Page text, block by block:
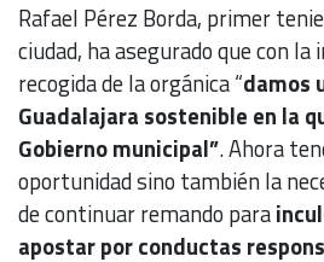
Rafael Pérez Borda, primer
ciudad, ha asegurado que con
recogida de la orgánica “damos
Guadalajara sostenible en la
Gobierno municipal”. Ahora
oportunidad sino también la
de continuar remando para
apostar por conductas